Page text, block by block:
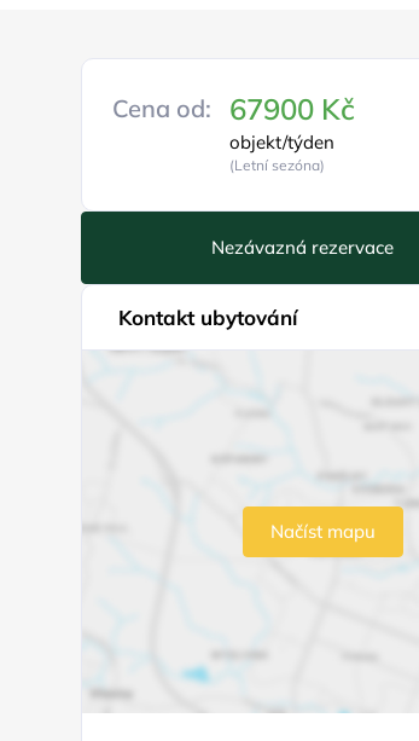
Cena od: 67900 Kč
objekt/týden
(Letní sezóna)
Nezávazná rezervace
Kontakt ubytování
Načíst mapu